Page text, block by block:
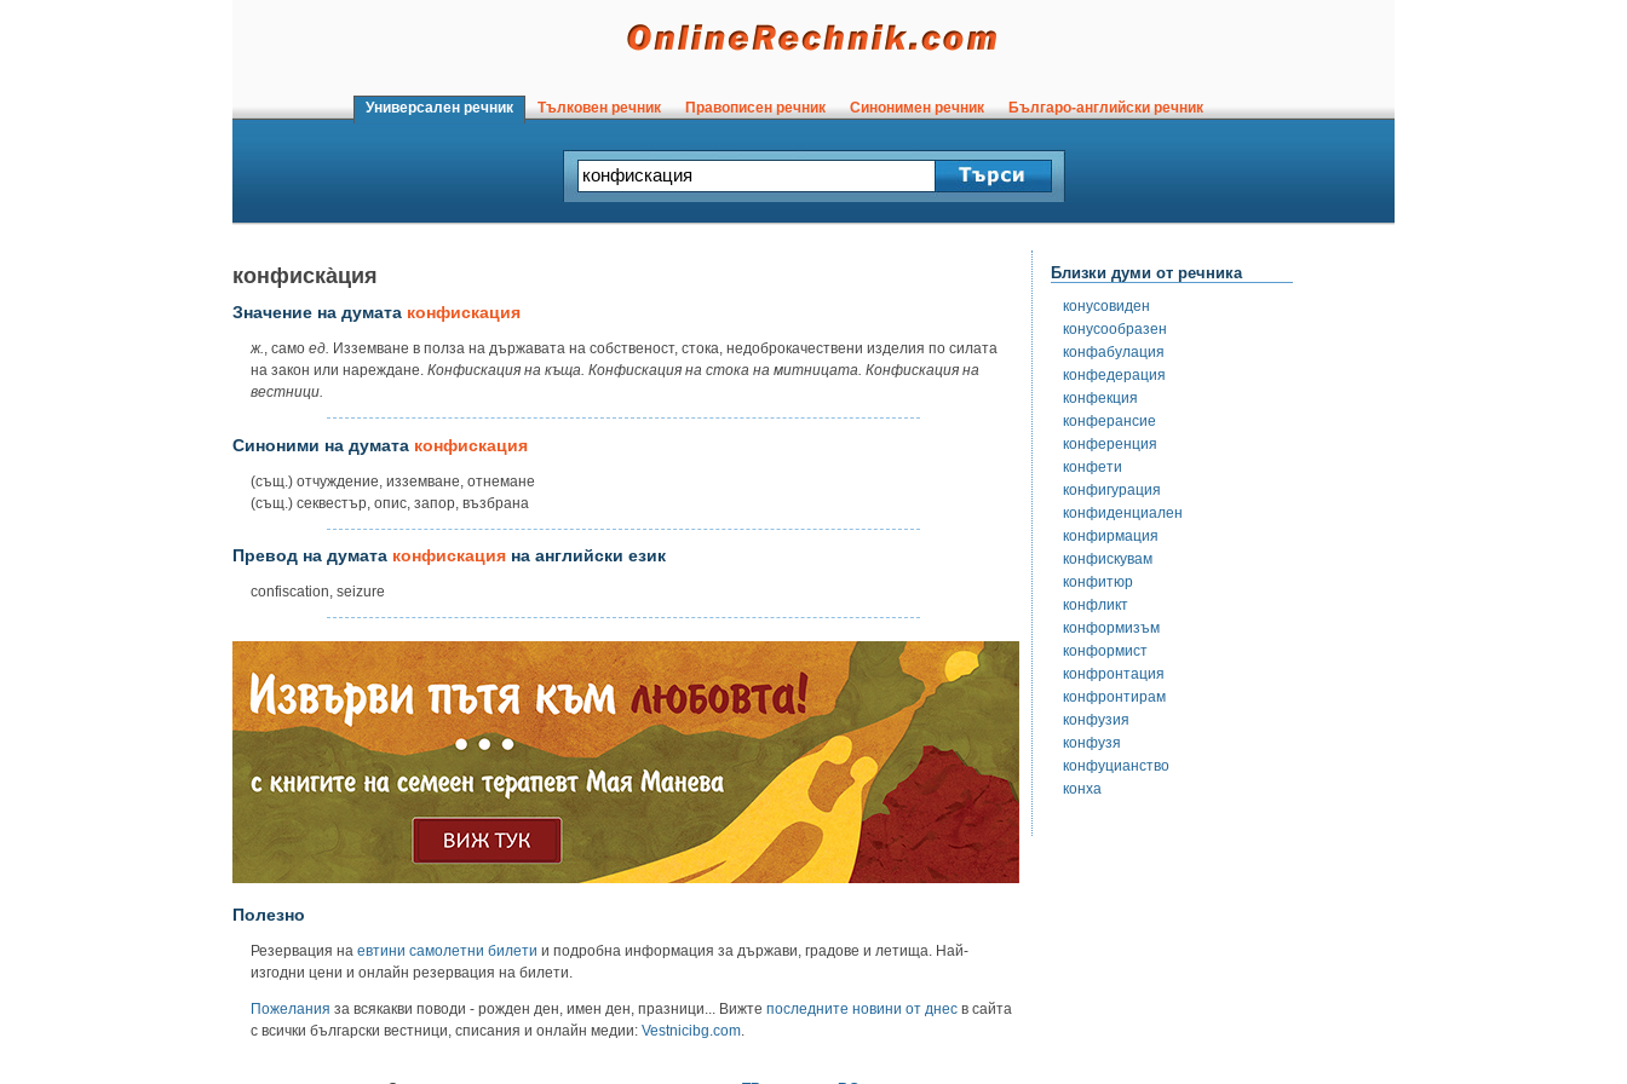
Универсален речник Тълковен речник Правописен речник Синонимен речник Българо-английски речник
конфиска̀ция
Значение на думата конфискация
ж., само ед. Изземване в полза на държавата на собственост, стока, недоброкачествени изделия по силата
на закон или нареждане. Конфискация на къща. Конфискация на стока на митницата. Конфискация на
вестници.
Синоними на думата конфискация
(същ.) отчуждение, изземване, отнемане
(същ.) секвестър, опис, запор, възбрана
Превод на думата конфискация на английски език
confiscation, seizure
Полезно
Резервация на евтини самолетни билети и подробна информация за държави, градове и летища. Най-
изгодни цени и онлайн резервация на билети.
Пожелания за всякакви поводи - рожден ден, имен ден, празници... Вижте последните новини от днес в сайта
с всички български вестници, списания и онлайн медии: Vestnicibg.com.
Близки думи от речника
конусовиден
конусообразен
конфабулация
конфедерация
конфекция
конферансие
конференция
конфети
конфигурация
конфиденциален
конфирмация
конфискувам
конфитюр
конфликт
конформизъм
конформист
конфронтация
конфронтирам
конфузия
конфузя
конфуцианство
конха